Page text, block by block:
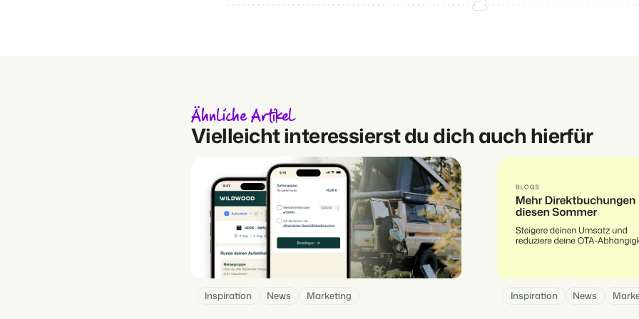
Ähnliche Artikel
Vielleicht interessierst du dich auch hierfür
Inspiration News Marketing Inspiration News